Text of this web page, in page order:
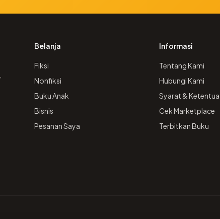
Belanja
Fiksi
Nonfiksi
Buku Anak
Bisnis
Pesanan Saya
Informasi
Tentang Kami
Hubungi Kami
Syarat &
Cek Marketplace
Terbitkan Buku